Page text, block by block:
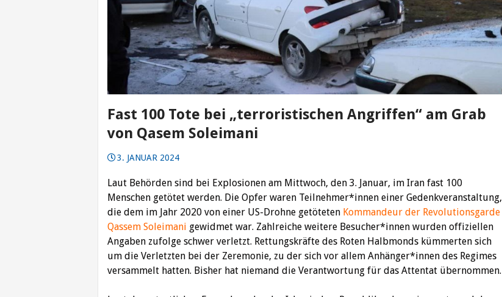
Fast 100 Tote bei „terroristischen Angriffen“ am Grab
von Qasem Soleimani
3. JANUAR 2024
Laut Behörden sind bei Explosionen am Mittwoch, den 3. Januar, im Iran fast 100
Menschen getötet werden. Die Opfer waren Teilnehmer*innen einer Gedenkveranstaltung,
die dem im Jahr 2020 von einer US-Drohne getöteten Kommandeur der Revolutionsgarde
Qassem Soleimani gewidmet war. Zahlreiche weitere Besucher*innen wurden offiziellen
Angaben zufolge schwer verletzt. Rettungskräfte des Roten Halbmonds kümmerten sich
um die Verletzten bei der Zeremonie, zu der sich vor allem Anhänger*innen des Regimes
versammelt hatten. Bisher hat niemand die Verantwortung für das Attentat übernommen.